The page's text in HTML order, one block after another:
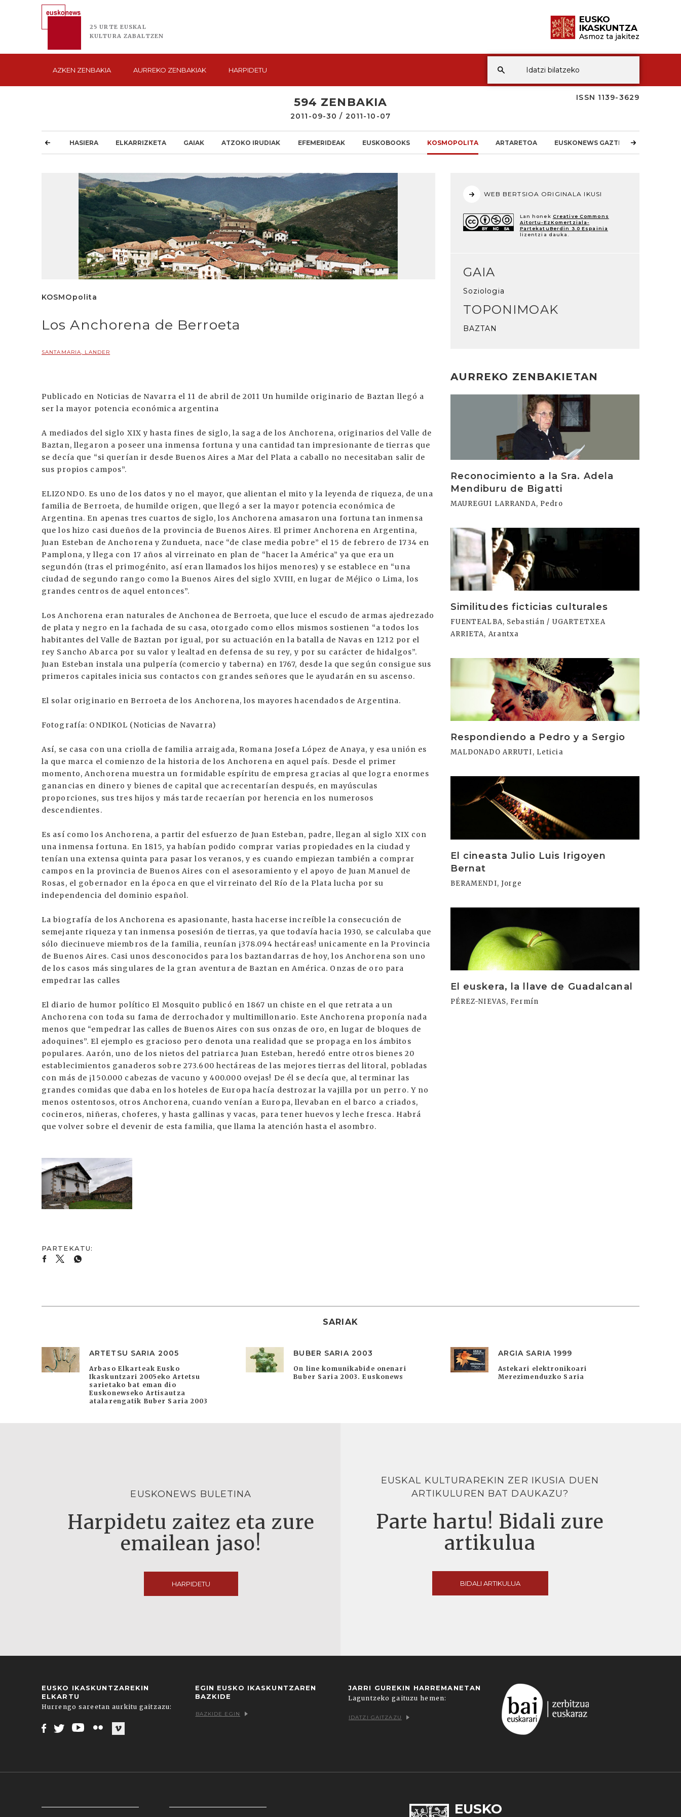
25 URTE EUSKAL
KULTURA ZABALTZEN
EUSKO
IKASKUNTZA
Asmoz ta jakitez
AZKEN ZENBAKIA AURREKO ZENBAKIAK HARPIDETU
ISSN 1139-3629
594 ZENBAKIA
2011-09-30 / 2011-10-07
HASIERA ELKARRIZKETA GAIAK ATZOKO IRUDIAK EFEMERIDEAK EUSKOBOOKS KOSMOPOLITA ARTARETOA EUSKONEWS GAZTEA
KOSMOpolita
Los Anchorena de Berroeta
SANTAMARIA, LANDER
Publicado en Noticias de Navarra el 11 de abril de 2011 Un humilde originario de Baztan llegó a
ser la mayor potencia económica argentina
A mediados del siglo XIX y hasta fines de siglo, la saga de los Anchorena, originarios del Valle de
Baztan, llegaron a poseer una inmensa fortuna y una cantidad tan impresionante de tierras que
se decía que “si querían ir desde Buenos Aires a Mar del Plata a caballo no necesitaban salir de
sus propios campos”.
ELIZONDO. Es uno de los datos y no el mayor, que alientan el mito y la leyenda de riqueza, de una
familia de Berroeta, de humilde origen, que llegó a ser la mayor potencia económica de
Argentina. En apenas tres cuartos de siglo, los Anchorena amasaron una fortuna tan inmensa
que los hizo casi dueños de la provincia de Buenos Aires. El primer Anchorena en Argentina,
Juan Esteban de Anchorena y Zundueta, nace “de clase media pobre” el 15 de febrero de 1734 en
Pamplona, y llega con 17 años al virreinato en plan de “hacer la América” ya que era un
segundón (tras el primogénito, así eran llamados los hijos menores) y se establece en “una
ciudad de segundo rango como la Buenos Aires del siglo XVIII, en lugar de Méjico o Lima, los
grandes centros de aquel entonces”.
Los Anchorena eran naturales de Anchonea de Berroeta, que luce el escudo de armas ajedrezado
de plata y negro en la fachada de su casa, otorgado como ellos mismos sostienen “a todos los
habitantes del Valle de Baztan por igual, por su actuación en la batalla de Navas en 1212 por el
rey Sancho Abarca por su valor y lealtad en defensa de su rey, y por su carácter de hidalgos”.
Juan Esteban instala una pulpería (comercio y taberna) en 1767, desde la que según consigue sus
primeros capitales inicia sus contactos con grandes señores que le ayudarán en su ascenso.
El solar originario en Berroeta de los Anchorena, los mayores hacendados de Argentina.
Fotografía: ONDIKOL (Noticias de Navarra)
Así, se casa con una criolla de familia arraigada, Romana Josefa López de Anaya, y esa unión es
la que marca el comienzo de la historia de los Anchorena en aquel país. Desde el primer
momento, Anchorena muestra un formidable espíritu de empresa gracias al que logra enormes
ganancias en dinero y bienes de capital que acrecentarían después, en mayúsculas
proporciones, sus tres hijos y más tarde recaerían por herencia en los numerosos
descendientes.
Es así como los Anchorena, a partir del esfuerzo de Juan Esteban, padre, llegan al siglo XIX con
una inmensa fortuna. En 1815, ya habían podido comprar varias propiedades en la ciudad y
tenían una extensa quinta para pasar los veranos, y es cuando empiezan también a comprar
campos en la provincia de Buenos Aires con el asesoramiento y el apoyo de Juan Manuel de
Rosas, el gobernador en la época en que el virreinato del Río de la Plata lucha por su
independencia del dominio español.
La biografía de los Anchorena es apasionante, hasta hacerse increíble la consecución de
semejante riqueza y tan inmensa posesión de tierras, ya que todavía hacia 1930, se calculaba que
sólo diecinueve miembros de la familia, reunían ¡378.094 hectáreas! unicamente en la Provincia
de Buenos Aires. Casi unos desconocidos para los baztandarras de hoy, los Anchorena son uno
de los casos más singulares de la gran aventura de Baztan en América. Onzas de oro para
empedrar las calles
El diario de humor político El Mosquito publicó en 1867 un chiste en el que retrata a un
Anchorena con toda su fama de derrochador y multimillonario. Este Anchorena proponía nada
menos que “empedrar las calles de Buenos Aires con sus onzas de oro, en lugar de bloques de
adoquines”. El ejemplo es gracioso pero denota una realidad que se propaga en los ámbitos
populares. Aarón, uno de los nietos del patriarca Juan Esteban, heredó entre otros bienes 20
establecimientos ganaderos sobre 273.600 hectáreas de las mejores tierras del litoral, pobladas
con más de ¡150.000 cabezas de vacuno y 400.000 ovejas! De él se decía que, al terminar las
grandes comidas que daba en los hoteles de Europa hacía destrozar la vajilla por un perro. Y no
menos ostentosos, otros Anchorena, cuando venían a Europa, llevaban en el barco a criados,
cocineros, niñeras, choferes, y hasta gallinas y vacas, para tener huevos y leche fresca. Habrá
que volver sobre el devenir de esta familia, que llama la atención hasta el asombro.
WEB BERTSIOA ORIGINALA IKUSI
Lan honek Creative Commons
Aitortu-EzKomertziala-
PartekatuBerdin 3.0 Espainia
lizentzia dauka.
GAIA
Soziologia
TOPONIMOAK
BAZTAN
AURREKO ZENBAKIETAN
Reconocimiento a la Sra. Adela
Mendiburu de Bigatti
MAUREGUI LARRANDA, Pedro
Similitudes ficticias culturales
FUENTEALBA, Sebastián / UGARTETXEA
ARRIETA, Arantxa
Irakurri
Respondiendo a Pedro y a Sergio
MALDONADO ARRUTI, Leticia
El cineasta Julio Luis Irigoyen
Bernat
BERAMENDI, Jorge
El euskera, la llave de Guadalcanal
PÉREZ-NIEVAS, Fermín
SARIAK
ARTETSU SARIA 2005
Arbaso Elkarteak Eusko
Ikaskuntzari 2005eko Artetsu
sarietako bat eman dio
Euskonewseko Artisautza
atalarengatik Buber Saria 2003
BUBER SARIA 2003
On line komunikabide onenari
Buber Saria 2003. Euskonews
ARGIA SARIA 1999
Astekari elektronikoari
Merezimenduzko Saria
EUSKONEWS BULETINA
Harpidetu zaitez eta zure
emailean jaso!
HARPIDETU
EUSKAL KULTURAREKIN ZER IKUSIA DUEN
ARTIKULUREN BAT DAUKAZU?
Parte hartu! Bidali zure
artikulua
BIDALI ARTIKULUA
EUSKO IKASKUNTZAREKIN
ELKARTU
Hurrengo sareetan aurkitu gaitzazu:
EGIN EUSKO IKASKUNTZAREN
BAZKIDE
BAZKIDE EGIN
JARRI GUREKIN HARREMANETAN
Laguntzeko gaituzu hemen:
IDATZI GAITZAZU
EUSKO